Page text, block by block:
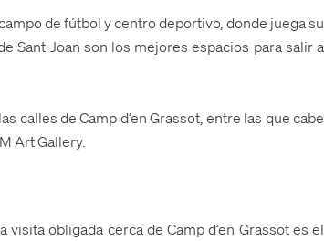
de fútbol y centro deportivo, donde juega su
Sant Joan son los mejores espacios para salir a
calles de Camp d’en Grassot, entre las que cabe
Art Gallery.
obligada cerca de Camp d’en Grassot es el